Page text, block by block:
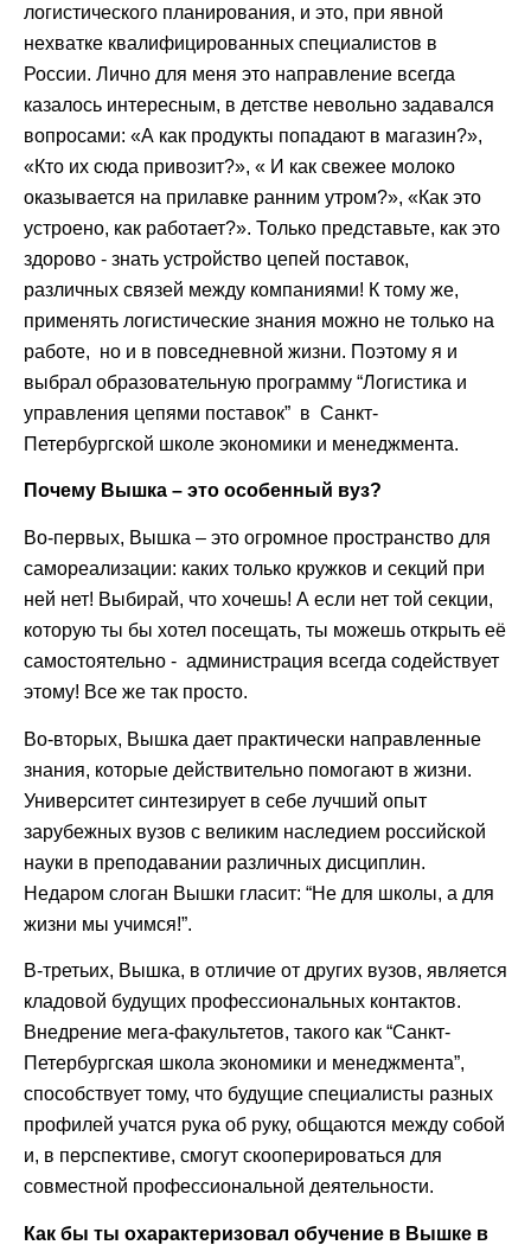
логистического планирования, и это, при явной
нехватке квалифицированных специалистов в
России. Лично для меня это направление всегда
казалось интересным, в детстве невольно задавался
вопросами: «А как продукты попадают в магазин?»,
«Кто их сюда привозит?», « И как свежее молоко
оказывается на прилавке ранним утром?», «Как это
устроено, как работает?». Только представьте, как это
здорово - знать устройство цепей поставок,
различных связей между компаниями! К тому же,
применять логистические знания можно не только на
работе, но и в повседневной жизни. Поэтому я и
выбрал образовательную программу “Логистика и
управления цепями поставок” в Санкт-
Петербургской школе экономики и менеджмента.
Почему Вышка – это особенный вуз?
Во-первых, Вышка – это огромное пространство для
самореализации: каких только кружков и секций при
ней нет! Выбирай, что хочешь! А если нет той секции,
которую ты бы хотел посещать, ты можешь открыть её
самостоятельно - администрация всегда содействует
этому! Все же так просто.
Во-вторых, Вышка дает практически направленные
знания, которые действительно помогают в жизни.
Университет синтезирует в себе лучший опыт
зарубежных вузов с великим наследием российской
науки в преподавании различных дисциплин.
Недаром слоган Вышки гласит: “Не для школы, а для
жизни мы учимся!”.
В-третьих, Вышка, в отличие от других вузов, является
кладовой будущих профессиональных контактов.
Внедрение мега-факультетов, такого как “Санкт-
Петербургская школа экономики и менеджмента”,
способствует тому, что будущие специалисты разных
профилей учатся рука об руку, общаются между собой
и, в перспективе, смогут скооперироваться для
совместной профессиональной деятельности.
Как бы ты охарактеризовал обучение в Вышке в